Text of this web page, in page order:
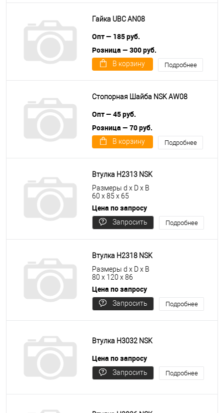
Гайка UBC AN08
Опт — 185 руб.
Розница — 300 руб.
В корзину Подробнее
Стопорная Шайба NSK AW08
Опт — 45 руб.
Розница — 70 руб.
В корзину Подробнее
Втулка H2313 NSK
Размеры d x D x B
60 x 85 x 65
Цена по запросу
Запросить
Подробнее
Втулка H2318 NSK
Размеры d x D x B
80 x 120 x 86
Цена по запросу
Запросить
Подробнее
Втулка H3032 NSK
Цена по запросу
Запросить
Подробнее